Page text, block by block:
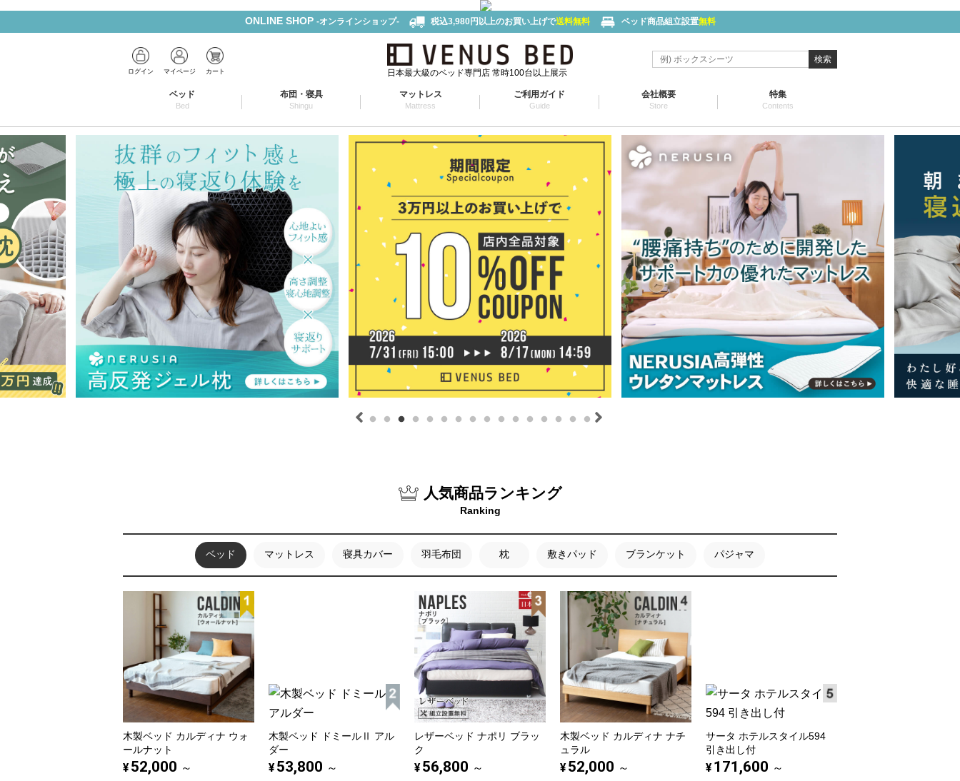
ONLINE SHOP -オンラインショップ- 税込3,980円以上のお買い上げで送料無料 ベッド商品組立設置無料
ログイン マイページ カート 日本最大級のベッド専門店 常時100台以上展示
検索
ベッド
Bed
布団・寝具
Shingu
マットレス
Mattress
ご利用ガイド
Guide
会社概要
Store
特集
Contents
人気商品ランキング
Ranking
ベッド マットレス 寝具カバー 羽毛布団 枕 敷きパッド ブランケット パジャマ
木製ベッド カルディナ ウォ
ールナット
¥ 52,000 ～
木製ベッド ドミールⅡ アル
ダー
¥ 53,800 ～
レザーベッド ナポリ ブラッ
ク
¥ 56,800 ～
木製ベッド カルディナ ナチ
ュラル
¥ 52,000 ～
サータ ホテルスタイル594
引き出し付
¥ 171,600 ～